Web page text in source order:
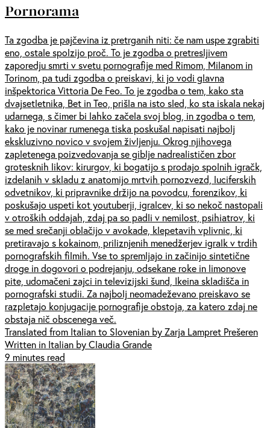
Pornorama
Ta zgodba je pajčevina iz pretrganih niti: če nam uspe zgrabiti
eno, ostale spolzijo proč. To je zgodba o pretresljivem
zaporedju smrti v svetu pornografije med Rimom, Milanom in
Torinom, pa tudi zgodba o preiskavi, ki jo vodi glavna
inšpektorica Vittoria De Feo. To je zgodba o tem, kako sta
dvajsetletnika, Bet in Teo, prišla na isto sled, ko sta iskala nekaj
udarnega, s čimer bi lahko začela svoj blog, in zgodba o tem,
kako je novinar rumenega tiska poskušal napisati najbolj
ekskluzivno novico v svojem življenju. Okrog njihovega
zapletenega poizvedovanja se giblje nadrealističen zbor
grotesknih likov: kirurgov, ki bogatijo s prodajo spolnih igračk,
izdelanih v skladu z anatomijo mrtvih pornozvezd, luciferskih
odvetnikov, ki pripravnike držijo na povodcu, forenzikov, ki
poskušajo uspeti kot youtuberji, igralcev, ki so nekoč nastopali
v otroških oddajah, zdaj pa so padli v nemilost, psihiatrov, ki
se med srečanji oblačijo v avokade, klepetavih vplivnic, ki
pretiravajo s kokainom, priliznjenih menedžerjev igralk v trdih
pornografskih filmih. Vse to spremljajo in začinijo sintetične
droge in dogovori o podrejanju, odsekane roke in limonove
pite, udomačeni zajci in televizijski šund, Ikeina skladišča in
pornografski studii. Za najbolj neomadeževano preiskavo se
razpletajo konjugacije pornografije obstoja, za katero zdaj ne
obstaja nič obscenega več.
Translated from Italian to Slovenian by Zarja Lampret Prešeren
Written in Italian by Claudia Grande
9 minutes read